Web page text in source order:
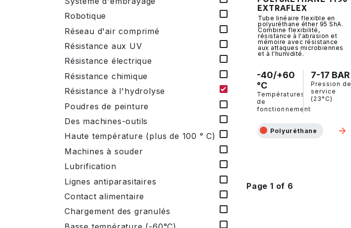
Robotique
Réseau d'air comprimé
Résistance aux UV
Résistance électrique
Résistance chimique
Résistance à l'hydrolyse
Poudres de peinture
Des machines-outils
Haute température (plus de 100 ° C)
Machines à souder
Lubrification
Lignes antiparasitaires
Contact alimentaire
Chargement des granulés
EXTRAFLEX
Tube linéaire flexible en
polyuréthane éther 95 ShA.
Combine flexibilité,
résistance à l'abrasion et
mémoire avec résistance
aux attaques microbiennes
et à l'humidité.
-40/+60
°C
Températures
de
fonctionnement
7-17 BAR
Pression de
service
(23°C)
Polyuréthane
Page 1 of 6